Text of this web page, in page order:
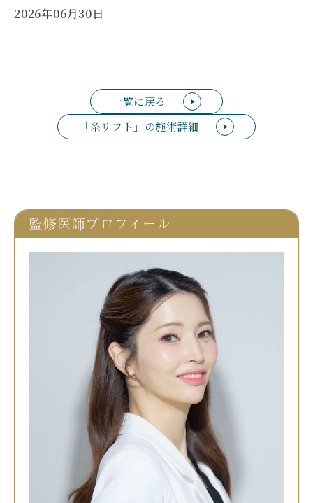
2026年06月30日
一覧に戻る
「糸リフト」の施術詳細
監修医師プロフィール